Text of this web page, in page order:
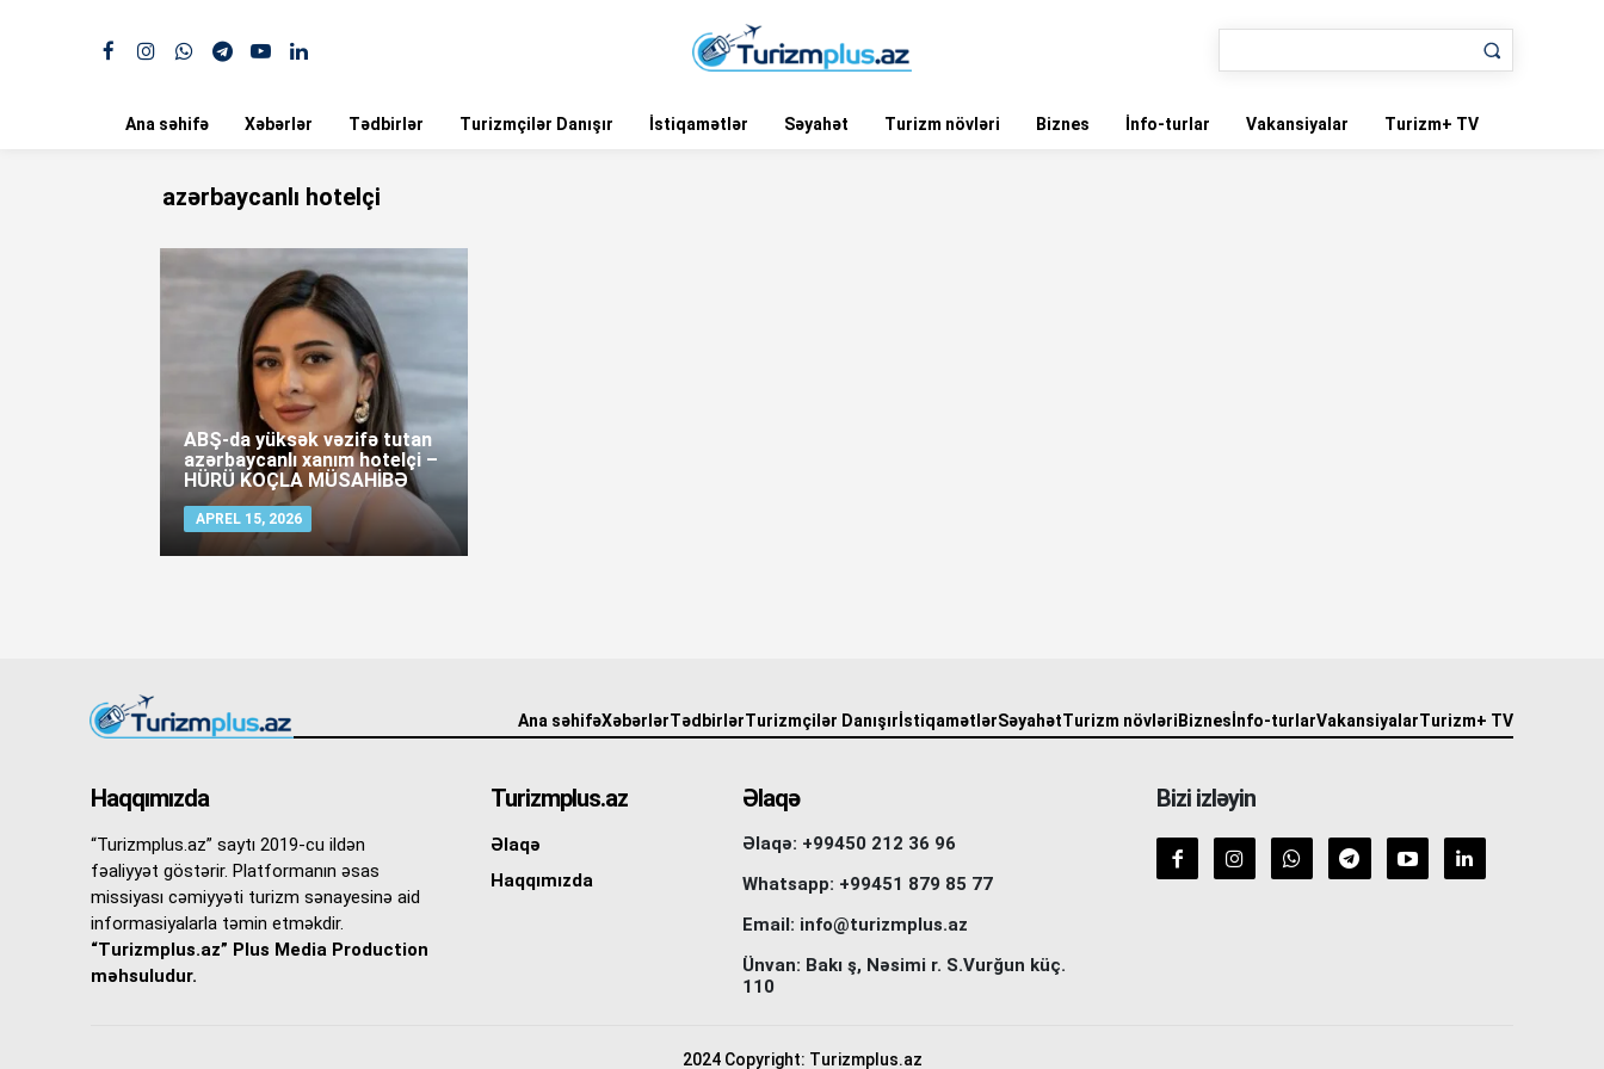
Ana səhifə Xəbərlər Tədbirlər Turizmçilər Danışır İstiqamətlər Səyahət Turizm növləri Biznes İnfo-turlar Vakansiyalar Turizm+ TV
azərbaycanlı hotelçi
ABŞ-da yüksək vəzifə tutan
azərbaycanlı xanım hotelçi –
HÜRÜ KOÇLA MÜSAHİBƏ
APREL 15, 2026
Ana səhifəXəbərlərTədbirlərTurizmçilər Danışır İstiqamətlərSəyahətTurizm növləri Biznes İnfo-turlarVakansiyalarTurizm+ TV
Haqqımızda
“Turizmplus.az” saytı 2019-cu ildən
fəaliyyət göstərir. Platformanın əsas
missiyası cəmiyyəti turizm sənayesinə aid
informasiyalarla təmin etməkdir.
“Turizmplus.az” Plus Media Production
məhsuludur.
Turizmplus.az
Əlaqə
Haqqımızda
Əlaqə
Əlaqə: +99450 212 36 96
Whatsapp: +99451 879 85 77
Email: info@turizmplus.az
Ünvan: Bakı ş, Nəsimi r. S.Vurğun küç.
110
Bizi izləyin
2024 Copyright: Turizmplus.az